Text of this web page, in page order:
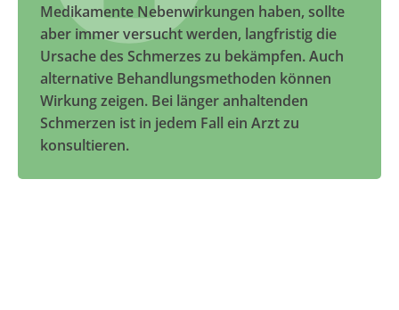
Medikamente Nebenwirkungen haben, sollte
aber immer versucht werden, langfristig die
Ursache des Schmerzes zu bekämpfen. Auch
alternative Behandlungsmethoden können
Wirkung zeigen. Bei länger anhaltenden
Schmerzen ist in jedem Fall ein Arzt zu
konsultieren.